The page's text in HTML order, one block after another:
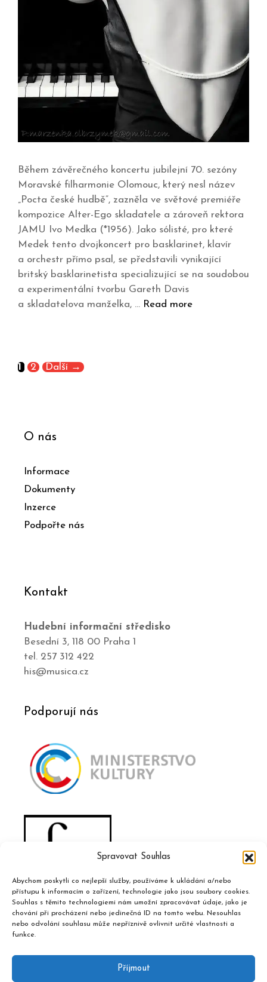
Spravovat Souhlas
Abychom poskytli co nejlepší služby, používáme k ukládání a/nebo
přístupu k informacím o zařízení, technologie jako jsou soubory cookies.
Souhlas s těmito technologiemi nám umožní zpracovávat údaje, jako je
chování při procházení nebo jedinečná ID na tomto webu. Nesouhlas
nebo odvolání souhlasu může nepříznivě ovlivnit určité vlastnosti a
funkce.
Příjmout
Během závěrečného koncertu jubilejní 70. sezóny
Moravské filharmonie Olomouc, který nesl název
„Pocta české hudbě“, zazněla ve světové premiéře
kompozice Alter-Ego skladatele a zároveň rektora
JAMU Ivo Medka (*1956). Jako sólisté, pro které
Medek tento dvojkoncert pro basklarinet, klavír
a orchestr přímo psal, se představili vynikající
britský basklarinetista specializující se na soudobou
a experimentální tvorbu Gareth Davis
a skladatelova manželka, … Read more
1 2 Další →
O nás
Informace
Dokumenty
Inzerce
Podpořte nás
Kontakt
Hudební informační středisko
Besední 3, 118 00 Praha 1
tel. 257 312 422
his@musica.cz
Podporují nás